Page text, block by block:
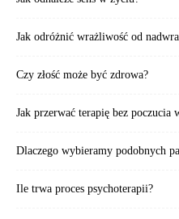
Jak odróżnić wrażliwość od
Czy złość może być zdrowa?
Jak przerwać terapię bez poczucia
Dlaczego wybieramy podobnych
Ile trwa proces psychoterapii?